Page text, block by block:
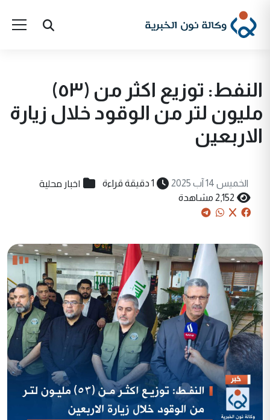
النفط: توزيع اكثر من (٥٣)
مليون لتر من الوقود خلال زيارة
الاربعين
الخميس 14 آب 2025 1 دقيقة قراءة اخبار محلية
2,152 مشاهدة